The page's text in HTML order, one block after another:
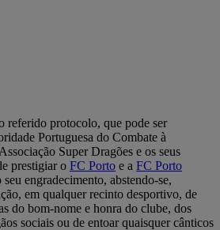
referido protocolo, que pode ser
Portuguesa do Combate à
Super Dragões e os seus
prestigiar o FC Porto e a FC Porto
engradecimento, abstendo-se,
em qualquer recinto desportivo, de
do bom-nome e honra do clube, dos
sociais ou de entoar quaisquer cânticos